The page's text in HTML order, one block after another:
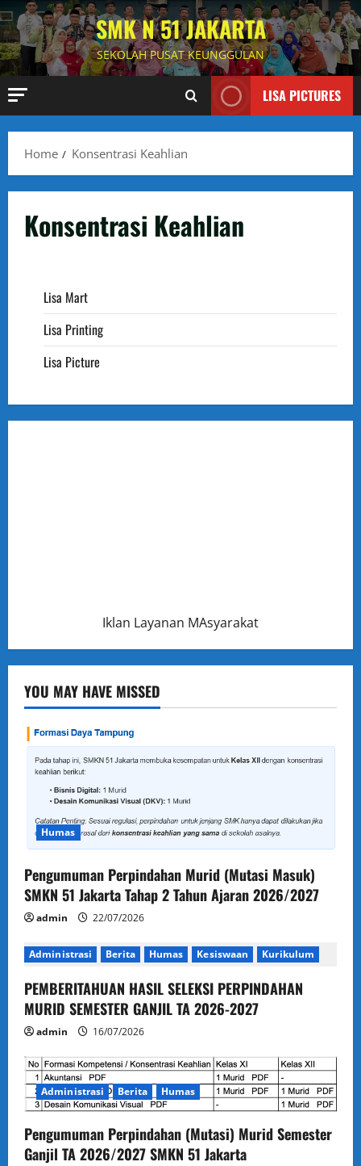
Skip
to
content
SMK N 51 JAKARTA
SEKOLAH PUSAT KEUNGGULAN
LISA PICTURES
Home Konsentrasi Keahlian
Konsentrasi Keahlian
Lisa Mart
Lisa Printing
Lisa Picture
Iklan Layanan MAsyarakat
YOU MAY HAVE MISSED
Humas
Pengumuman Perpindahan Murid (Mutasi Masuk)
SMKN 51 Jakarta Tahap 2 Tahun Ajaran 2026/2027
admin 22/07/2026
Administrasi Berita Humas Kesiswaan Kurikulum
PEMBERITAHUAN HASIL SELEKSI PERPINDAHAN
MURID SEMESTER GANJIL TA 2026-2027
admin 16/07/2026
Administrasi Berita Humas
Pengumuman Perpindahan (Mutasi) Murid Semester
Ganjil TA 2026/2027 SMKN 51 Jakarta